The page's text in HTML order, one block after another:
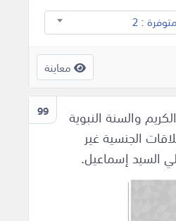
: 2
معاينة
99
والسنة النبوية
الجنسية غير
السيد إسماعيل.